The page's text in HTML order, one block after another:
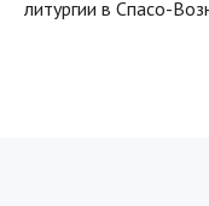
литургии в Спасо-